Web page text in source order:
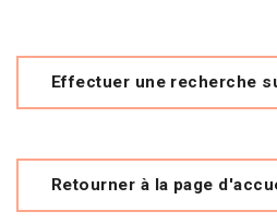
Effectuer une recherche
Retourner à la page